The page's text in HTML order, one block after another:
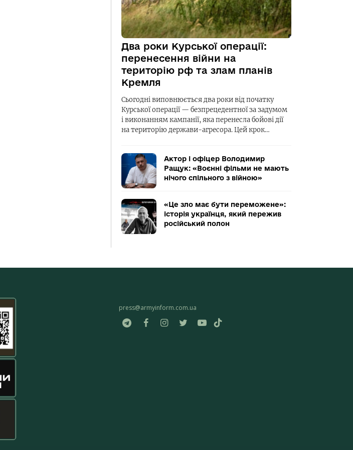
Два роки Курської операції:
перенесення війни на
територію рф та злам планів
Кремля
Сьогодні виповнюється два роки від початку
Курської операції — безпрецедентної за задумом
і виконанням кампанії, яка перенесла бойові дії
на територію держави-агресора. Цей крок…
Актор і офіцер Володимир
Ращук: «Воєнні фільми не мають
нічого спільного з війною»
«Це зло має бути переможене»:
історія українця, який пережив
російський полон
press@armyinform.com.ua